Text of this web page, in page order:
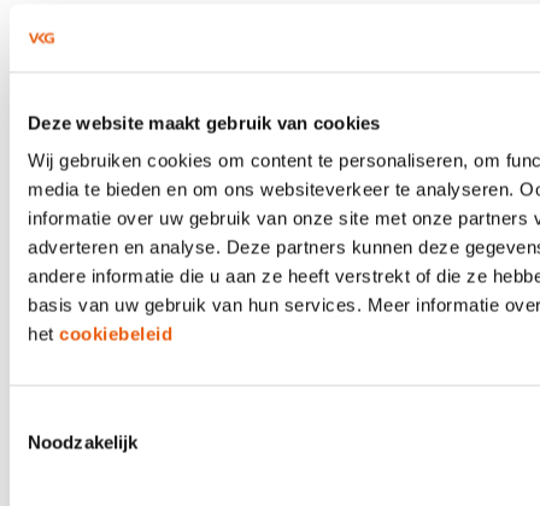
Deze website maakt gebruik van cookies
Wij gebruiken cookies om content te personaliseren, om
media te bieden en om ons websiteverkeer te analyseren.
informatie over uw gebruik van onze site met onze partners
adverteren en analyse. Deze partners kunnen deze
andere informatie die u aan ze heeft verstrekt of die ze
basis van uw gebruik van hun services. Meer informatie
het cookiebeleid
Noodzakelijk
adviseur.
Neem dan contact op met uw financieel adviseur. Dit is
uw aanspreekpunt. Uw financieel adviseur kent uw
persoonlijke situatie en helpt u graag verder. Heeft u een
polis bij VKG, maar weet u niet wie uw adviseur is? Vul
dan hieronder uw polisnummer en postcode in. Uw
polisnummer vindt u op uw polisblad, nota of
bankafschrijving.